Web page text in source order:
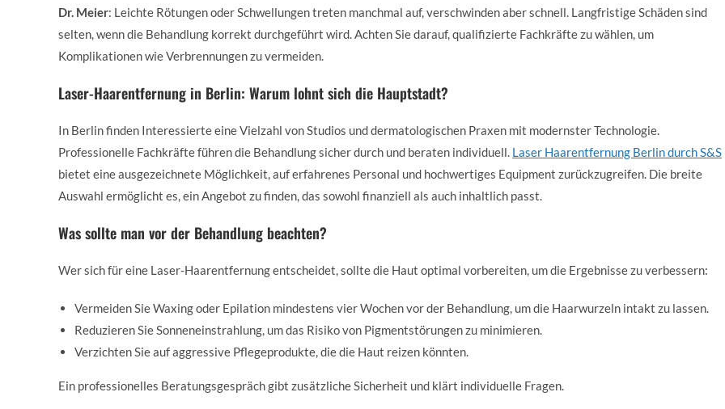
Dr. Meier: Leichte Rötungen oder Schwellungen treten manchmal auf, verschwinden aber schnell. Langfristige Schäden sind
selten, wenn die Behandlung korrekt durchgeführt wird. Achten Sie darauf, qualifizierte Fachkräfte zu wählen, um
Komplikationen wie Verbrennungen zu vermeiden.
Laser-Haarentfernung in Berlin: Warum lohnt sich die Hauptstadt?
In Berlin finden Interessierte eine Vielzahl von Studios und dermatologischen Praxen mit modernster Technologie.
Professionelle Fachkräfte führen die Behandlung sicher durch und beraten individuell. Laser Haarentfernung Berlin durch S&S
bietet eine ausgezeichnete Möglichkeit, auf erfahrenes Personal und hochwertiges Equipment zurückzugreifen. Die breite
Auswahl ermöglicht es, ein Angebot zu finden, das sowohl finanziell als auch inhaltlich passt.
Was sollte man vor der Behandlung beachten?
Wer sich für eine Laser-Haarentfernung entscheidet, sollte die Haut optimal vorbereiten, um die Ergebnisse zu verbessern:
Vermeiden Sie Waxing oder Epilation mindestens vier Wochen vor der Behandlung, um die Haarwurzeln intakt zu lassen.
Reduzieren Sie Sonneneinstrahlung, um das Risiko von Pigmentstörungen zu minimieren.
Verzichten Sie auf aggressive Pflegeprodukte, die die Haut reizen könnten.
Ein professionelles Beratungsgespräch gibt zusätzliche Sicherheit und klärt individuelle Fragen.